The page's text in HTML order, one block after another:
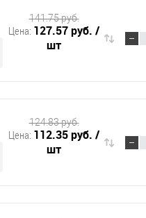
Цена: 127.57 руб. /
шт
141.75 руб.
Цена: 112.35 руб. /
шт
124.83 руб.